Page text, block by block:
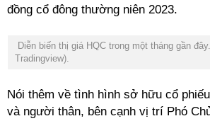
đồng cổ đông thường niên 2023.
Diễn biến thị giá HQC trong một tháng gần
Tradingview).
Nói thêm về tình hình sở hữu cổ
và người thân, bên cạnh vị trí Phó